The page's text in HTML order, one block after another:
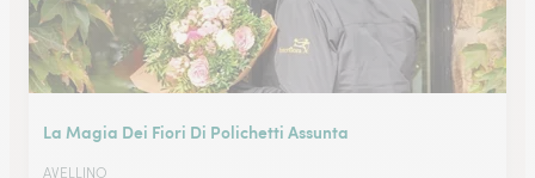
La Magia Dei Fiori Di Polichetti Assunta
AVELLINO